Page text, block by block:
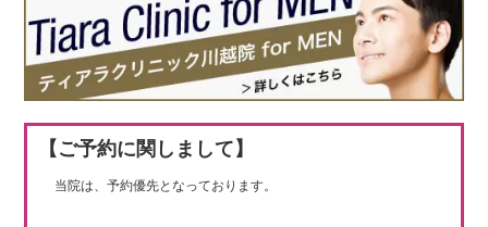
【ご予約に関しまして】
当院は、予約優先となっております。